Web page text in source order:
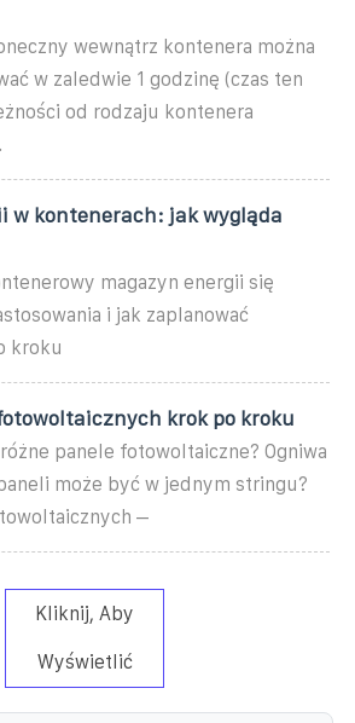
wewnątrz kontenera można
w zaledwie 1 godzinę (czas ten
od rodzaju kontenera
w kontenerach: jak wygląda
magazyn energii się
i jak zaplanować
kroku
krok po kroku
panele fotowoltaiczne? Ogniwa
może być w jednym stringu?
–
Kliknij, Aby
Wyświetlić